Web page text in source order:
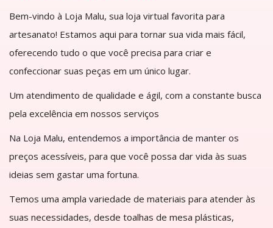
Bem-vindo à Loja Malu, sua loja virtual favorita para
artesanato! Estamos aqui para tornar sua vida mais fácil,
oferecendo tudo o que você precisa para criar e
confeccionar suas peças em um único lugar.
Um atendimento de qualidade e ágil, com a constante busca
pela excelência em nossos serviços
Na Loja Malu, entendemos a importância de manter os
preços acessíveis, para que você possa dar vida às suas
ideias sem gastar uma fortuna.
Temos uma ampla variedade de materiais para atender às
suas necessidades, desde toalhas de mesa plásticas,